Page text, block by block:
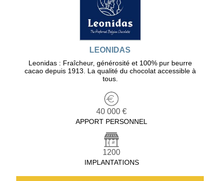
LEONIDAS
Leonidas : Fraîcheur, générosité et 100% pur beurre
cacao depuis 1913. La qualité du chocolat accessible à
tous.
40 000 €
APPORT PERSONNEL
1200
IMPLANTATIONS